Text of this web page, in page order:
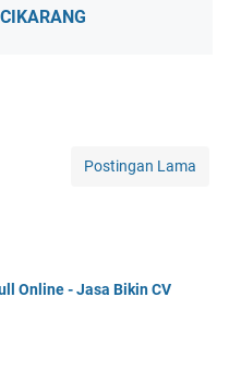
Postingan Lama
Online - Jasa Bikin CV